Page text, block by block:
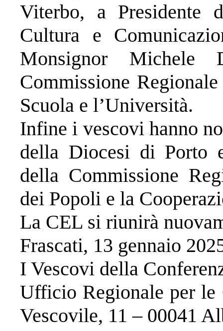
Viterbo, a Presidente
Cultura e
Monsignor Michele
Commissione
Scuola e l’Università.
Infine i vescovi hanno
della Diocesi di Porto
della Commissione
dei Popoli e la
La CEL si riunirà
Frascati, 13 gennaio
​I Vescovi della
Ufficio Regionale per le
Vescovile, 11 – 00041